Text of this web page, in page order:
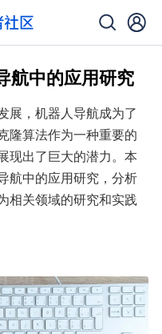
航中的应用研究
展，机器人导航成为了
隆算法作为一种重要的
现出了巨大的潜力。本
航中的应用研究，分析
相关领域的研究和实践